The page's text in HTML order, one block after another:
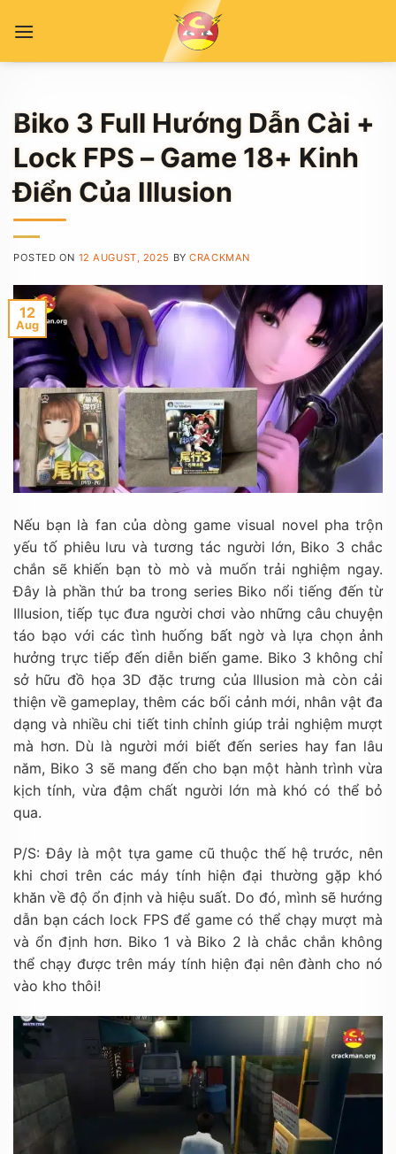
Biko 3 Full Hướng Dẫn Cài +
Lock FPS – Game 18+ Kinh
Điển Của Illusion
POSTED ON 12 AUGUST, 2025 BYCRACKMAN
12
Aug
Nếu bạn là fan của dòng game visual novel pha trộn
yếu tố phiêu lưu và tương tác người lớn, Biko 3 chắc
chắn sẽ khiến bạn tò mò và muốn trải nghiệm ngay.
Đây là phần thứ ba trong series Biko nổi tiếng đến từ
Illusion, tiếp tục đưa người chơi vào những câu chuyện
táo bạo với các tình huống bất ngờ và lựa chọn ảnh
hưởng trực tiếp đến diễn biến game. Biko 3 không chỉ
sở hữu đồ họa 3D đặc trưng của Illusion mà còn cải
thiện về gameplay, thêm các bối cảnh mới, nhân vật đa
dạng và nhiều chi tiết tinh chỉnh giúp trải nghiệm mượt
mà hơn. Dù là người mới biết đến series hay fan lâu
năm, Biko 3 sẽ mang đến cho bạn một hành trình vừa
kịch tính, vừa đậm chất người lớn mà khó có thể bỏ
qua.
P/S: Đây là một tựa game cũ thuộc thế hệ trước, nên
khi chơi trên các máy tính hiện đại thường gặp khó
khăn về độ ổn định và hiệu suất. Do đó, mình sẽ hướng
dẫn bạn cách lock FPS để game có thể chạy mượt mà
và ổn định hơn. Biko 1 và Biko 2 là chắc chắn không
thể chạy được trên máy tính hiện đại nên đành cho nó
vào kho thôi!